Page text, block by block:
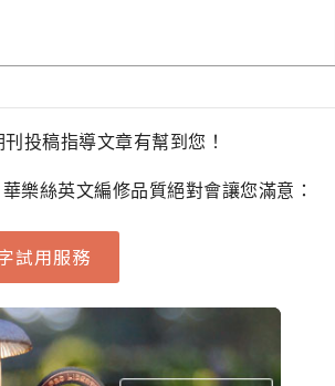
投稿指導文章有幫到您！
樂絲英文編修品質絕對會讓您滿意：
試用服務